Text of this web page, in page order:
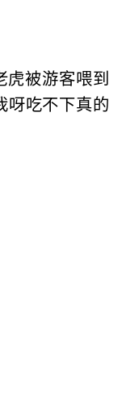
虎被游客喂到
呀吃不下真的